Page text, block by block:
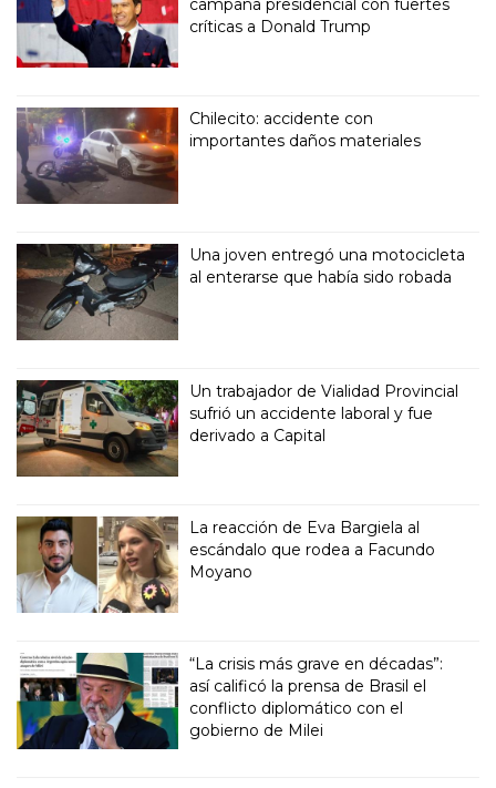
campaña presidencial con fuertes
críticas a Donald Trump
Chilecito: accidente con
importantes daños materiales
Una joven entregó una motocicleta
al enterarse que había sido robada
Un trabajador de Vialidad Provincial
sufrió un accidente laboral y fue
derivado a Capital
La reacción de Eva Bargiela al
escándalo que rodea a Facundo
Moyano
“La crisis más grave en décadas”:
así calificó la prensa de Brasil el
conflicto diplomático con el
gobierno de Milei